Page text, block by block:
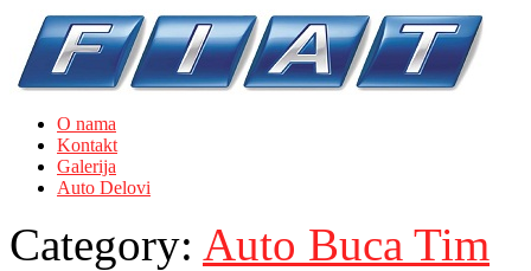
O nama
Kontakt
Galerija
Auto Delovi
Category: Auto Buca Tim